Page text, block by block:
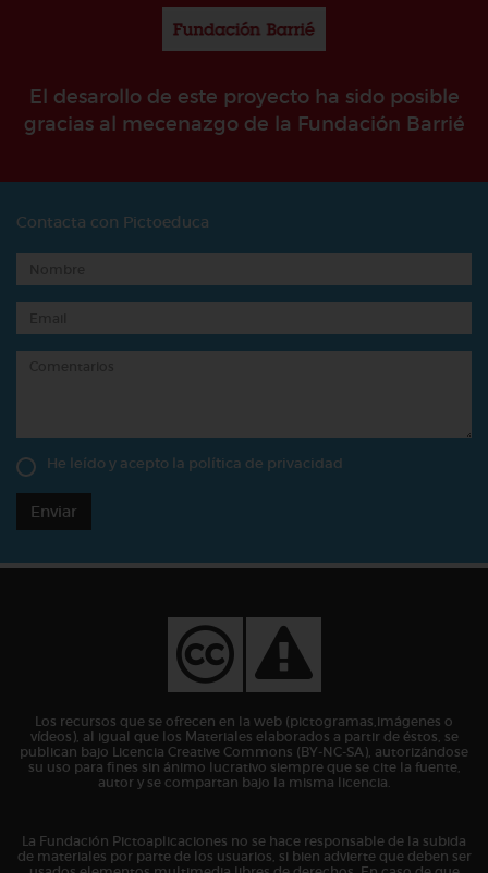
El desarollo de este proyecto ha sido posible
gracias al mecenazgo de la Fundación Barrié
Contacta con Pictoeduca
He leído y acepto la política de privacidad
Enviar
Los recursos que se ofrecen en la web (pictogramas,imágenes o
vídeos), al igual que los Materiales elaborados a partir de éstos, se
publican bajo Licencia Creative Commons (BY-NC-SA), autorizándose
su uso para fines sin ánimo lucrativo siempre que se cite la fuente,
autor y se compartan bajo la misma licencia.
La Fundación Pictoaplicaciones no se hace responsable de la subida
de materiales por parte de los usuarios, si bien advierte que deben ser